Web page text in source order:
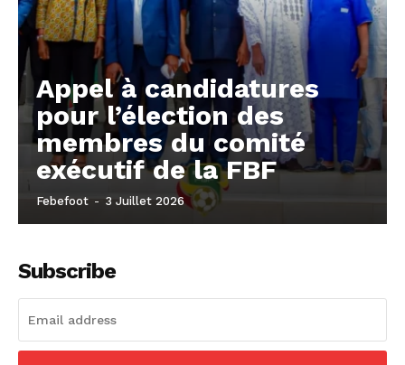
Appel à candidatures
pour l’élection des
membres du comité
exécutif de la FBF
Febefoot - 3 Juillet 2026
Subscribe